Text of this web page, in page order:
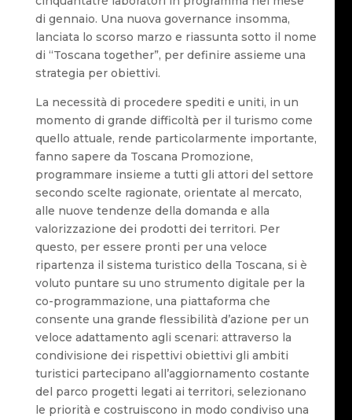
di gennaio. Una nuova governance insomma,
lanciata lo scorso marzo e riassunta sotto il nome
di “Toscana together”, per definire assieme una
strategia per obiettivi.
La necessità di procedere spediti e uniti, in un
momento di grande difficoltà per il turismo come
quello attuale, rende particolarmente importante,
fanno sapere da Toscana Promozione,
programmare insieme a tutti gli attori del settore
secondo scelte ragionate, orientate al mercato,
alle nuove tendenze della domanda e alla
valorizzazione dei prodotti dei territori. Per
questo, per essere pronti per una veloce
ripartenza il sistema turistico della Toscana, si è
voluto puntare su uno strumento digitale per la
co-programmazione, una piattaforma che
consente una grande flessibilità d’azione per un
veloce adattamento agli scenari: attraverso la
condivisione dei rispettivi obiettivi gli ambiti
turistici partecipano all’aggiornamento costante
del parco progetti legati ai territori, selezionano
le priorità e costruiscono in modo condiviso una